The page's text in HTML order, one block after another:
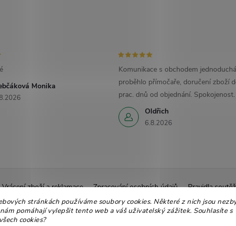
stránkách používáme soubory cookies. Některé z nich jsou
pomáhají vylepšit tento web a váš uživatelský zážitek. Souhlasíte s
cookies?
Monika
Oldřich
6.8.2026
Komunikace s obchodem
proběhlo přímočaře, doručení zboží
prac. dnů od objednání. Spokojenost.
Vrácení zboží a reklamace Zpracování osobních údajů Pravidla
Ekologické balení
Moje objednávka